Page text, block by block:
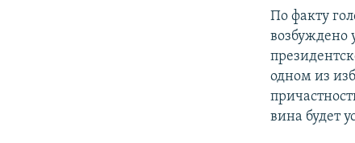
По факту
возбуждено
одном из
вина будет